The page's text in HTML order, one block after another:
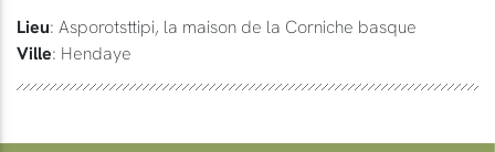
Lieu: Asporotsttipi, la maison de la Corniche basque
Ville: Hendaye